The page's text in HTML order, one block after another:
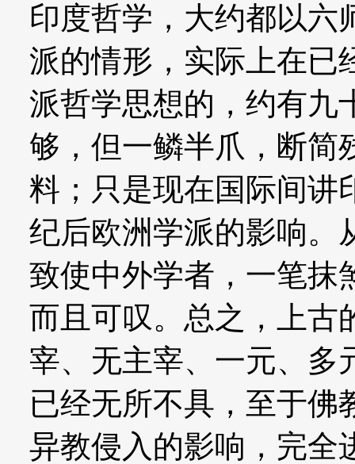
印度哲学，大约都以六
派的情形，实际上在已
派哲学思想的，约有九
够，但一鳞半爪，断简
料；只是现在国际间讲
纪后欧洲学派的影响。
致使中外学者，一笔抹
而且可叹。总之，上古
宰、无主宰、一元、多
已经无所不具，至于佛
异教侵入的影响，完全